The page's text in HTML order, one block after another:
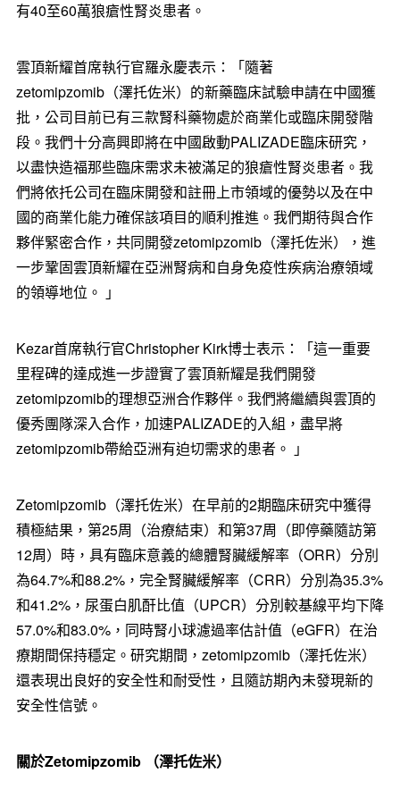
有40至60萬狼瘡性腎炎患者。
雲頂新耀首席執行官羅永慶表示：「隨著
zetomipzomib（澤托佐米）的新藥臨床試驗申請在中國獲
批，公司目前已有三款腎科藥物處於商業化或臨床開發階
段。我們十分高興即將在中國啟動PALIZADE臨床研究，
以盡快造福那些臨床需求未被滿足的狼瘡性腎炎患者。我
們將依托公司在臨床開發和註冊上市領域的優勢以及在中
國的商業化能力確保該項目的順利推進。我們期待與合作
夥伴緊密合作，共同開發zetomipzomib（澤托佐米），進
一步鞏固雲頂新耀在亞洲腎病和自身免疫性疾病治療領域
的領導地位。 」
Kezar首席執行官Christopher Kirk博士表示：「這一重要
里程碑的達成進一步證實了雲頂新耀是我們開發
zetomipzomib的理想亞洲合作夥伴。我們將繼續與雲頂的
優秀團隊深入合作，加速PALIZADE的入組，盡早將
zetomipzomib帶給亞洲有迫切需求的患者。 」
Zetomipzomib（澤托佐米）在早前的2期臨床研究中獲得
積極結果，第25周（治療結束）和第37周（即停藥隨訪第
12周）時，具有臨床意義的總體腎臟緩解率（ORR）分別
為64.7%和88.2%，完全腎臟緩解率（CRR）分別為35.3%
和41.2%，尿蛋白肌酐比值（UPCR）分別較基線平均下降
57.0%和83.0%，同時腎小球濾過率估計值（eGFR）在治
療期間保持穩定。研究期間，zetomipzomib（澤托佐米）
還表現出良好的安全性和耐受性，且隨訪期內未發現新的
安全性信號。
關於Zetomipzomib （澤托佐米）